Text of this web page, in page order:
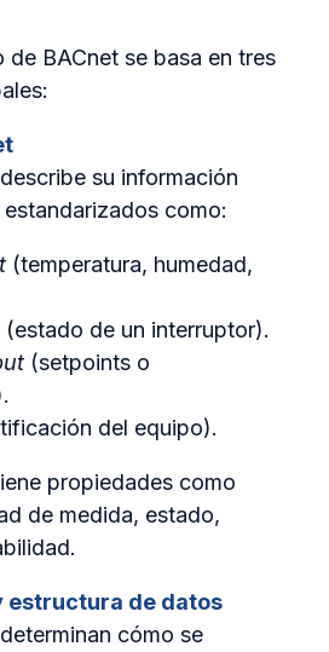
de BACnet se basa en tres
su información
como:
(temperatura, humedad,
(estado de un interruptor).
(setpoints o
del equipo).
propiedades como
de medida, estado,
estructura de datos
cómo se